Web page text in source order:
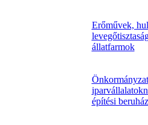
Erőművek,
állatfarmok
építési